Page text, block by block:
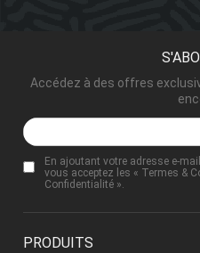
Accédez à des offres
En ajoutant votre adresse e-
vous acceptez les « Termes &
Confidentialité ».
PRODUITS